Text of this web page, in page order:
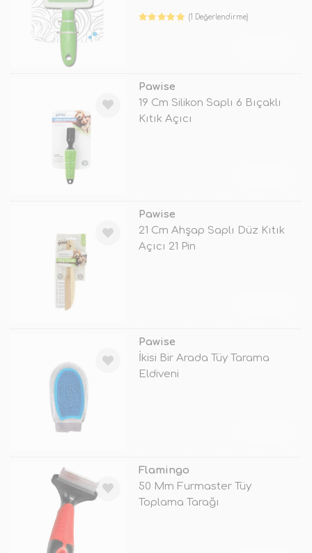
(1 Değerlendirme)
Pawise
19 Cm Silikon Saplı 6 Bıçaklı
Kıtık Açıcı
Pawise
21 Cm Ahşap Saplı Düz Kıtık
Açıcı 21 Pin
Pawise
İkisi Bir Arada Tüy Tarama
Eldiveni
Flamingo
50 Mm Furmaster Tüy
Toplama Tarağı